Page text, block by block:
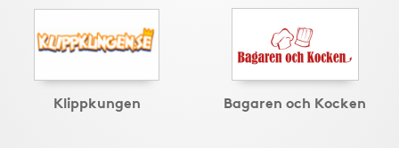
Klippkungen Bagaren och Kocken